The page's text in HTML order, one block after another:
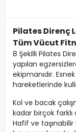
Pilates Direnç
Tüm Vücut
8 Şekilli Pilates
yapılan
ekipmanıdır.
hareketlerinde
Kol ve bacak
kadar birçok
Hafif ve taşınabilir